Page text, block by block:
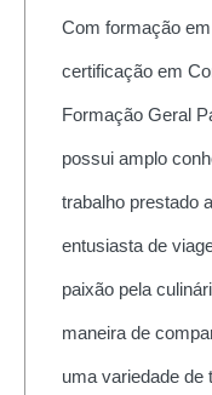
Com formação
certificação em
Formação Geral
possui amplo
trabalho prestado
entusiasta de
paixão pela
maneira de
uma variedade de